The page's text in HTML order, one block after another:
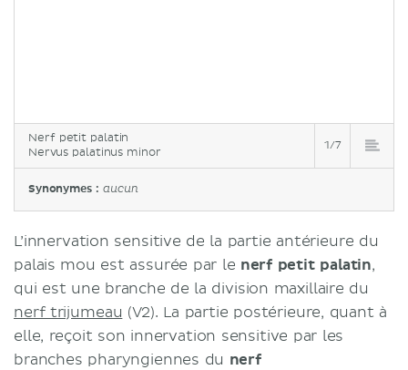
Nerf petit palatin
Nervus palatinus minor
1/7
Synonymes :aucun
L’innervation sensitive de la partie antérieure du
palais mou est assurée par le nerf petit palatin,
qui est une branche de la division maxillaire du
nerf trijumeau (V2). La partie postérieure, quant à
elle, reçoit son innervation sensitive par les
branches pharyngiennes du nerf